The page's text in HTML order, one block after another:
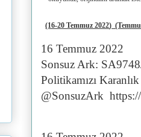
(16-20 Temmuz 2022)
16 Temmuz 2022
Sonsuz Ark:
Politikamızı
@SonsuzArk